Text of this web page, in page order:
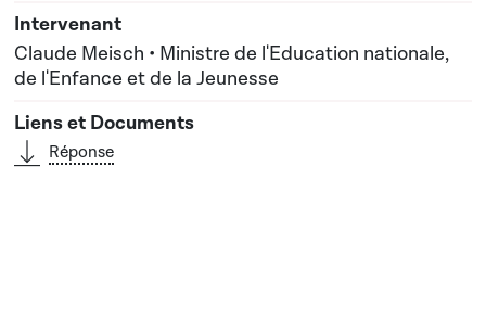
Claude Meisch • Ministre de l'Education nationale,
de l'Enfance et de la Jeunesse
Réponse